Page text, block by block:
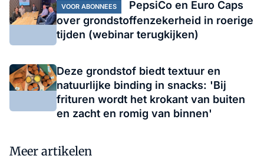
VOOR ABONNEES
PepsiCo en Euro Caps
over grondstoffenzekerheid in roerige
tijden (webinar terugkijken)
Deze grondstof biedt textuur en
natuurlijke binding in snacks: 'Bij
frituren wordt het krokant van buiten
en zacht en romig van binnen'
Meer artikelen